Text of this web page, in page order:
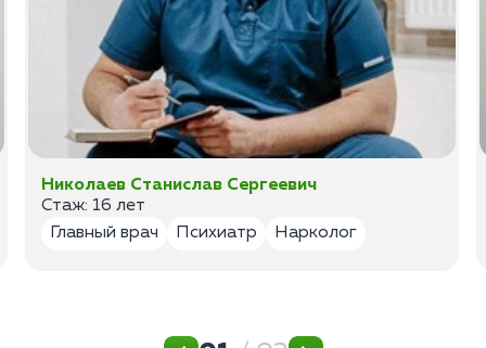
Николаев Станислав Сергеевич
Стаж: 16 лет
Главный врач
Психиатр Нарколог